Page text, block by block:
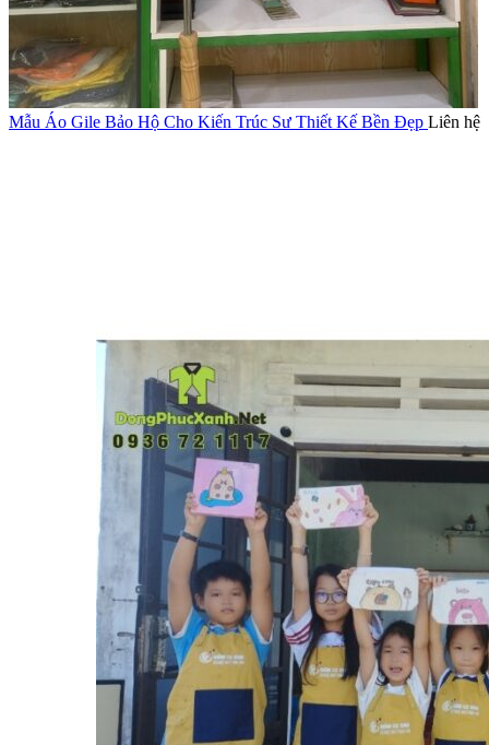
Mẫu Áo Gile Bảo Hộ Cho Kiến Trúc Sư Thiết Kế Bền Đẹp Liên hệ